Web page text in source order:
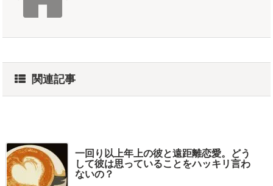
関連記事
一回り以上年上の彼と遠距離恋愛。どう
して彼は思っていることをハッキリ言わ
ないの？